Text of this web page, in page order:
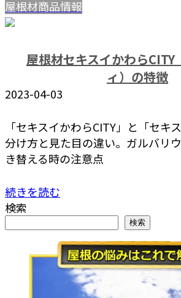
屋根材商品情報
屋根材セキスイかわらCITY
ィ）の特徴
2023-04-03
「セキスイかわらCITY」と「セキ
分け方と見た目の違い。ガルバリ
き替える時の注意点
続きを読む
検索
検索